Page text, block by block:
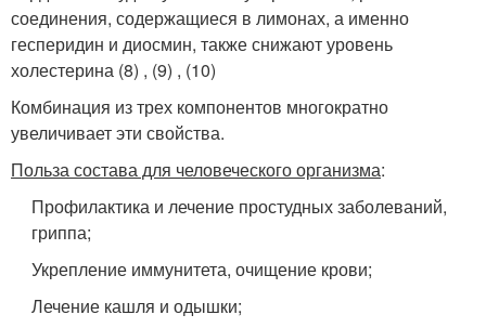
соединения, содержащиеся в лимонах, а именно
гесперидин и диосмин, также снижают уровень
холестерина (8) , (9) , (10)
Комбинация из трех компонентов многократно
увеличивает эти свойства.
Польза состава для человеческого организма:
Профилактика и лечение простудных заболеваний,
гриппа;
Укрепление иммунитета, очищение крови;
Лечение кашля и одышки;